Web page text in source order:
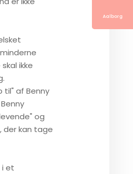
Aalborg
ikke
af Benny
og
der kan tage
i et